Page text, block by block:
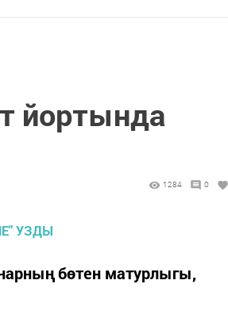
йортында
1284 0
бөтен матурлыгы,